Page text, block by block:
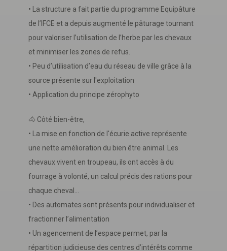
• La structure a fait partie du programme Equipâture
de l’IFCE et a depuis augmenté le pâturage tournant
pour valoriser l’utilisation de l’herbe par les chevaux
et minimiser les zones de refus.
• Peu d’utilisation d’eau du réseau de ville grâce à la
source présente sur l'exploitation
• Application du principe zérophyto
🐴 Côté bien-être,
• La mise en fonction de l'écurie active représente
une nette amélioration du bien être animal. Les
chevaux vivent en troupeau, ils ont accès à du
fourrage à volonté, un calcul précis des rations pour
chaque cheval...
• Des automates sont présents pour individualiser et
fractionner l’alimentation
• Un agencement de l’espace permet, par la
répartition judicieuse des centres d’intérêts comme